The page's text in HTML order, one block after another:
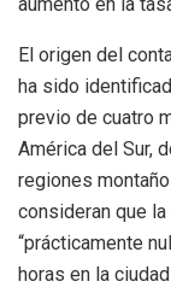
aumento en la
El origen del
ha sido
previo de cuatro
América del Sur,
regiones
consideran que
“prácticamente
horas en la